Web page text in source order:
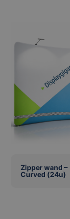
Zipper wand –
Curved (24u)